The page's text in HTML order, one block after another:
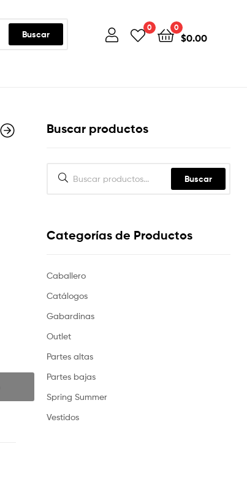
Buscar
0 0
$0.00
Buscar productos
Buscar
Categorías de Productos
Caballero
Catálogos
Gabardinas
Outlet
Partes altas
Partes bajas
Spring Summer
Vestidos